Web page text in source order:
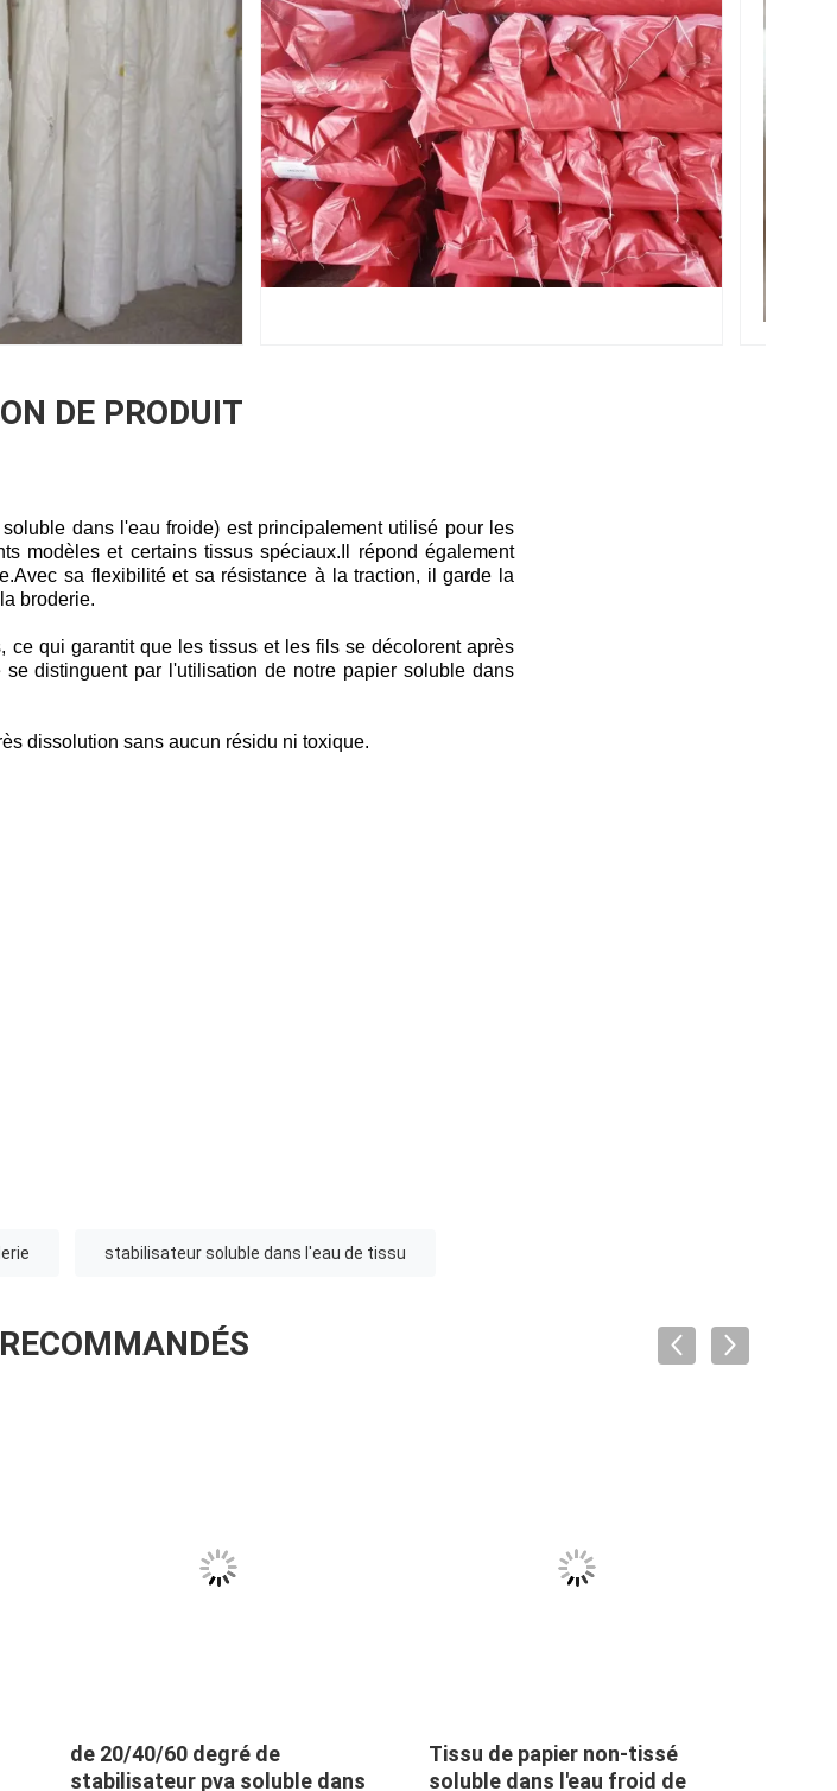
DE PRODUIT
dans l'eau froide) est principalement utilisé pour les
modèles et certains tissus spéciaux.Il répond également
sa flexibilité et sa résistance à la traction, il garde la
broderie.
ce qui garantit que les tissus et les fils se décolorent après
distinguent par l'utilisation de notre papier soluble dans
dissolution sans aucun résidu ni toxique.
stabilisateur soluble dans l'eau de tissu
de 20/40/60 degré de
stabilisateur pva soluble dans
Tissu de papier non-tissé
soluble dans l'eau froid de